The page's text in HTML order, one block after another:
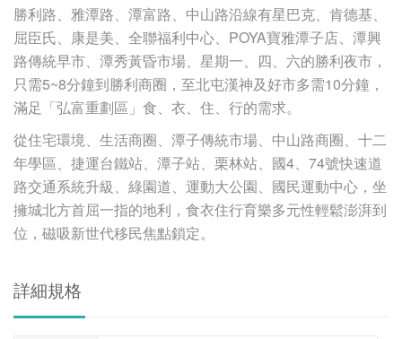
勝利路、雅潭路、潭富路、中山路沿線有星巴克、肯德基、
屈臣氏、康是美、全聯福利中心、POYA寶雅潭子店、潭興
路傳統早市、潭秀黃昏市場、星期一、四、六的勝利夜市，
只需5~8分鐘到勝利商圈，至北屯漢神及好市多需10分鐘，
滿足「弘富重劃區」食、衣、住、行的需求。
從住宅環境、生活商圈、潭子傳統市場、中山路商圈、十二
年學區、捷運台鐵站、潭子站、栗林站、國4、74號快速道
路交通系統升級、綠園道、運動大公園、國民運動中心，坐
擁城北方首屈一指的地利，食衣住行育樂多元性輕鬆澎湃到
位，磁吸新世代移民焦點鎖定。
詳細規格